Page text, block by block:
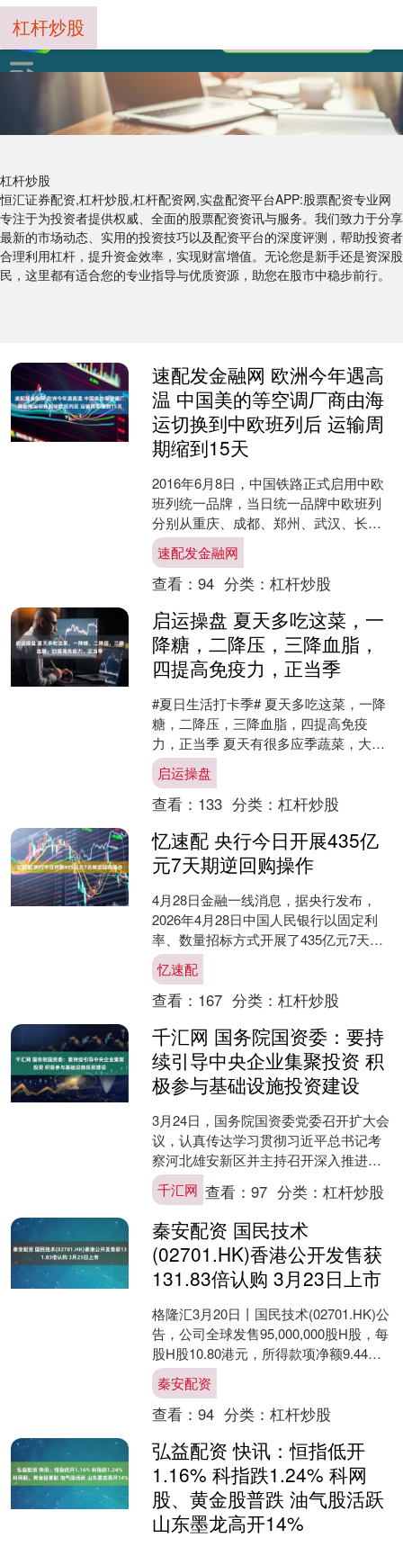
杠杆炒股
恒汇证券配资,杠杆炒股,杠杆配资网,实盘配资平台APP:股票配资专业网
专注于为投资者提供权威、全面的股票配资资讯与服务。我们致力于分享
最新的市场动态、实用的投资技巧以及配资平台的深度评测，帮助投资者
合理利用杠杆，提升资金效率，实现财富增值。无论您是新手还是资深股
民，这里都有适合您的专业指导与优质资源，助您在股市中稳步前行。
杠杆炒股
速配发金融网 欧洲今年遇高
温 中国美的等空调厂商由海
运切换到中欧班列后 运输周
期缩到15天
2016年6月8日，中国铁路正式启用中欧
班列统一品牌，当日统一品牌中欧班列
分别从重庆、成都、郑州、武汉、长
沙、苏州、东莞、义乌等八地始发。7月
28日，国家发展改....
速配发金融网
查看： 94 分类： 杠杆炒股
启运操盘 夏天多吃这菜，一
降糖，二降压，三降血脂，
四提高免疫力，正当季
#夏日生活打卡季#​ 夏天多吃这菜，一降
糖，二降压，三降血脂，四提高免疫
力，正当季 夏天有很多应季蔬菜，大部
分都是清热解暑的特点，对“三高”也友
好。下面分享几道....
启运操盘
查看： 133 分类： 杠杆炒股
忆速配 央行今日开展435亿
元7天期逆回购操作
4月28日金融一线消息，据央行发布，
2026年4月28日中国人民银行以固定利
率、数量招标方式开展了435亿元7天期
逆回购操作，全额满足了一级交易商需
求。 海量资....
忆速配
查看： 167 分类： 杠杆炒股
千汇网 国务院国资委：要持
续引导中央企业集聚投资 积
极参与基础设施投资建设
3月24日，国务院国资委党委召开扩大会
议，认真传达学习贯彻习近平总书记考
察河北雄安新区并主持召开深入推进雄
安新区高质量建设和发展座谈会时重要
讲话精神，坚决贯彻落....
千汇网 查看：97 分类：杠杆炒股
秦安配资 国民技术
(02701.HK)香港公开发售获
131.83倍认购 3月23日上市
格隆汇3月20日丨国民技术(02701.HK)公
告，公司全球发售95,000,000股H股，每
股H股10.80港元，所得款项净额9.44亿
港元。香港公开发售股份....
秦安配资
查看： 94 分类： 杠杆炒股
弘益配资 快讯：恒指低开
1.16% 科指跌1.24% 科网
股、黄金股普跌 油气股活跃
山东墨龙高开14%